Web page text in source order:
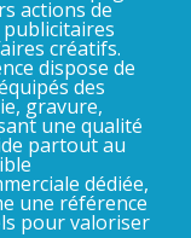
actions de
créatifs.
dispose de
des
gravure,
une qualité
partout au
dédiée,
une référence
pour valoriser